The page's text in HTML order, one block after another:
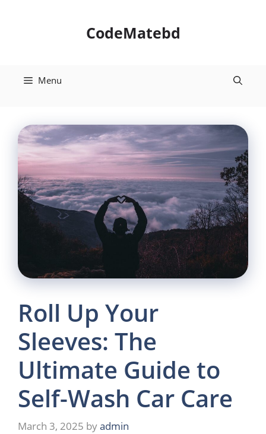
CodeMatebd
Menu
Roll Up Your
Sleeves: The
Ultimate Guide to
Self-Wash Car Care
March 3, 2025 byadmin